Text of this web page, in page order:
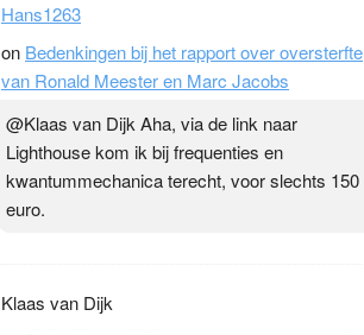
Hans1263
on Bedenkingen bij het rapport over oversterfte
van Ronald Meester en Marc Jacobs
@Klaas van Dijk Aha, via de link naar
Lighthouse kom ik bij frequenties en
kwantummechanica terecht, voor slechts 150
euro.
Klaas van Dijk